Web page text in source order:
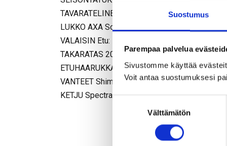
Suostumus
Parempaa palvelua
Sivustomme käyttää
Voit antaa suostumuksesi
S
Välttämätön
TAVARATELINE Alumiini, AVS
LUKKO AXA Solid +
VALAISIN Etu: Diodivalaisin Taka: Diodivalaisin
TAKARATAS 20T
ETUHAARUKKA High-Tensile teräs
VANTEET Shimano/Spectra
KETJU Spectra/KMC RB